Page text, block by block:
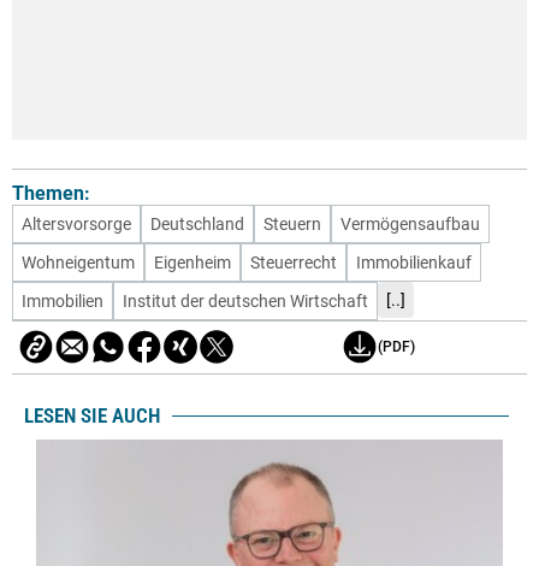
Themen:
Altersvorsorge Deutschland Steuern
Vermögensaufbau
Wohneigentum
Eigenheim Steuerrecht
Immobilienkauf
Immobilien
Institut der deutschen Wirtschaft [..]
(PDF)
LESEN SIE AUCH